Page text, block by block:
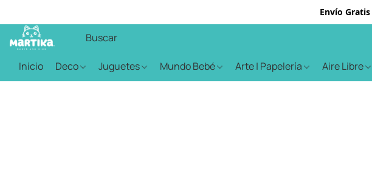
Envío
Inicio Deco Juguetes Mundo Bebé Arte | Papelería Aire Libre